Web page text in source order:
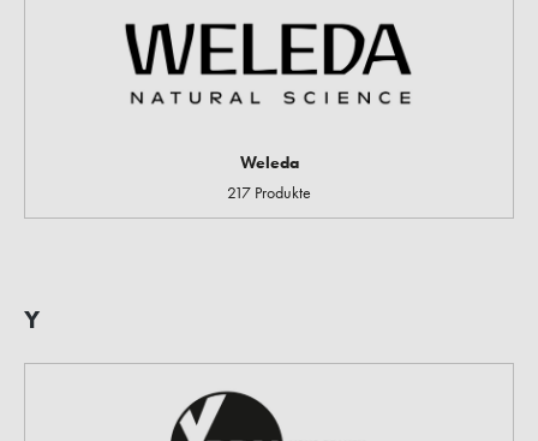
Weleda
217 Produkte
Y